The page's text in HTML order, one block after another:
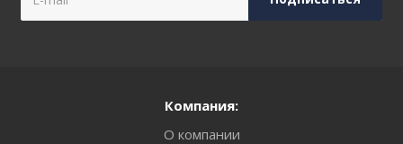
Компания:
О компании